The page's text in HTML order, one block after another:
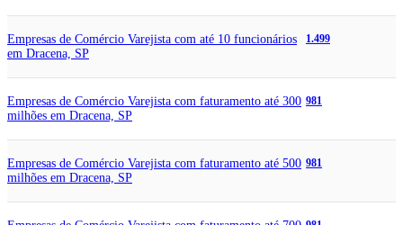
Empresas de Comércio Varejista com até 10 funcionários
em Dracena, SP
1.499
Empresas de Comércio Varejista com faturamento até 300
milhões em Dracena, SP
981
Empresas de Comércio Varejista com faturamento até 500
milhões em Dracena, SP
981